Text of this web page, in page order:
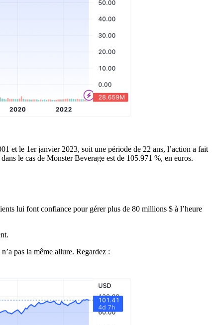
et le 1er janvier 2023, soit une période de 22 ans, l’action a fait
le cas de Monster Beverage est de 105.971 %, en euros.
lui font confiance pour gérer plus de 80 millions $ à l’heure
pas la même allure. Regardez :